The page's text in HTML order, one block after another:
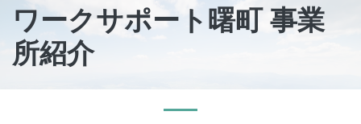
ワークサポート曙町 事業
所紹介